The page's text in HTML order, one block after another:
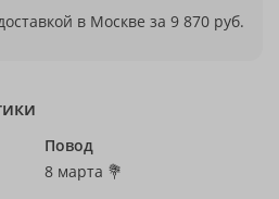
в Москве за 9 870 руб.
Повод
8 марта 💐